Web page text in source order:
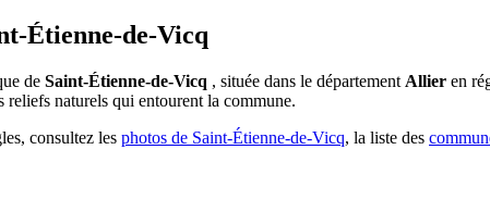
Étienne-de-Vicq
de Saint-Étienne-de-Vicq , située dans le département Allier en
reliefs naturels qui entourent la commune.
consultez les photos de Saint-Étienne-de-Vicq, la liste des